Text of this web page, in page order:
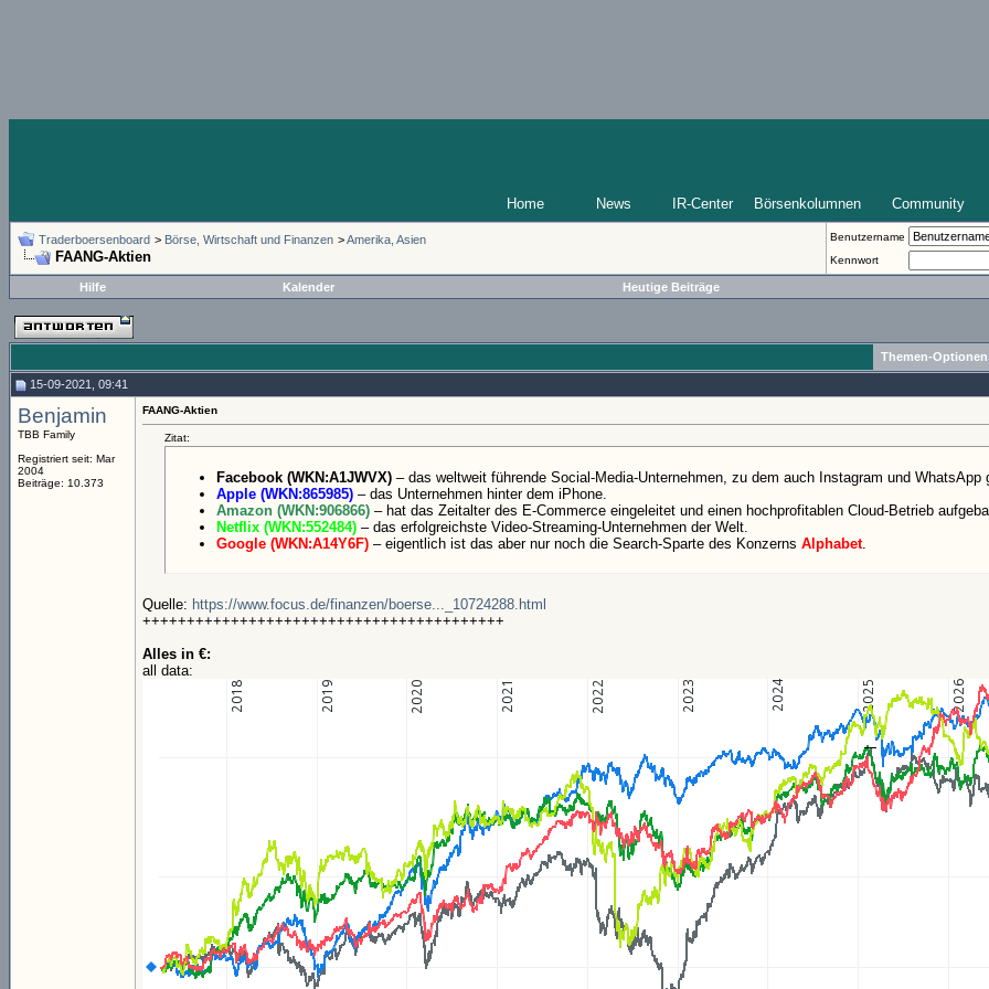
Home News IR-Center Börsenkolumnen Community
Traderboersenboard > Börse, Wirtschaft und Finanzen >Amerika, Asien
FAANG-Aktien
Benutzername
Kennwort
Hilfe Kalender Heutige Beiträge
Themen-Optionen
15-09-2021, 09:41
Benjamin
TBB Family
Registriert seit: Mar
2004
Beiträge: 10.373
FAANG-Aktien
Zitat:
Facebook (WKN:A1JWVX) – das weltweit führende Social-Media-Unternehmen, zu dem auch Instagram und WhatsApp
Apple (WKN:865985) – das Unternehmen hinter dem iPhone.
Amazon (WKN:906866) – hat das Zeitalter des E-Commerce eingeleitet und einen hochprofitablen Cloud-Betrieb
Netflix (WKN:552484) – das erfolgreichste Video-Streaming-Unternehmen der Welt.
Google (WKN:A14Y6F) – eigentlich ist das aber nur noch die Search-Sparte des Konzerns Alphabet.
Quelle: https://www.focus.de/finanzen/boerse..._10724288.html
+++++++++++++++++++++++++++++++++++++++++
Alles in €:
all data: